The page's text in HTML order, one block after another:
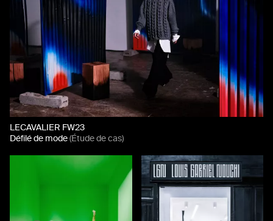
LECAVALIER FW23
Défilé de mode(Étude de cas)